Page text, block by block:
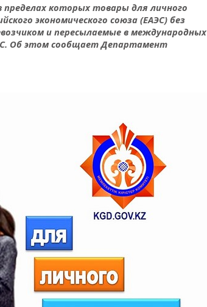
которых товары для личного
экономического союза (ЕАЭС) без
и пересылаемые в международных
Об этом сообщает Департамент